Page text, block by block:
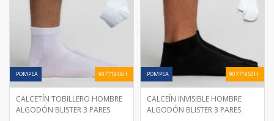
POMPEA 90771948H
CALCETÍN TOBILLERO HOMBRE
ALGODÓN BLISTER 3 PARES
POMPEA 90771950H
CALCEÍN INVISIBLE HOMBRE
ALGODÓN BLISTER 3 PARES